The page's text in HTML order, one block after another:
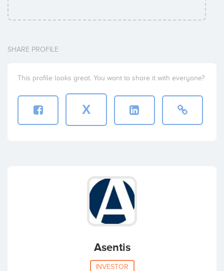
SHARE PROFILE
This profile looks great. You want to share it with everyone?
X
Asentis
INVESTOR